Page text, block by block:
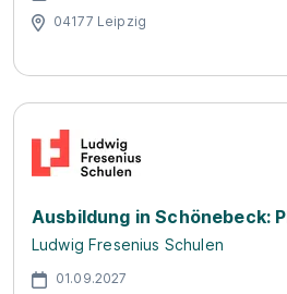
04177 Leipzig
Ausbildung in Schönebeck:
Ludwig Fresenius Schulen
01.09.2027